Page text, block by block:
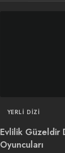
YERLI DIZI
Evlilik Güzeldir
Oyuncuları